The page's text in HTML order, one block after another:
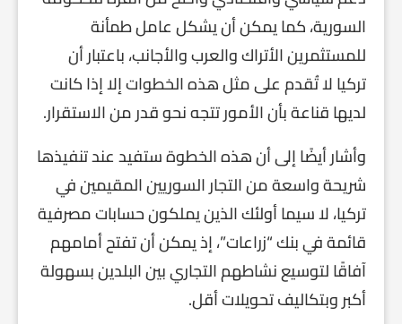
السورية، كما يمكن أن يشكل عامل طمأنة
للمستثمرين الأتراك والعرب والأجانب، باعتبار أن
تركيا لا تُقدم على مثل هذه الخطوات إلا إذا كانت
لديها قناعة بأن الأمور تتجه نحو قدر من الاستقرار.
وأشار أيضًا إلى أن هذه الخطوة ستفيد عند تنفيذها
شريحة واسعة من التجار السوريين المقيمين في
تركيا، لا سيما أولئك الذين يملكون حسابات مصرفية
قائمة في بنك “زراعات”، إذ يمكن أن تفتح أمامهم
آفاقًا لتوسيع نشاطهم التجاري بين البلدين بسهولة
أكبر وبتكاليف تحويلات أقل.